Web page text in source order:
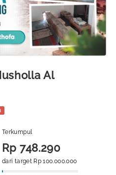
Al
Terkumpul
Rp 748.290
dari target Rp 100.000.000